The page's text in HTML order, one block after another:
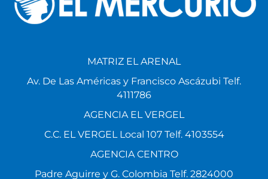
MATRIZ EL ARENAL
Av. De Las Américas y Francisco Ascázubi Telf.
4111786
AGENCIA EL VERGEL
C.C. EL VERGEL Local 107 Telf. 4103554
AGENCIA CENTRO
Padre Aguirre y G. Colombia Telf. 2824000